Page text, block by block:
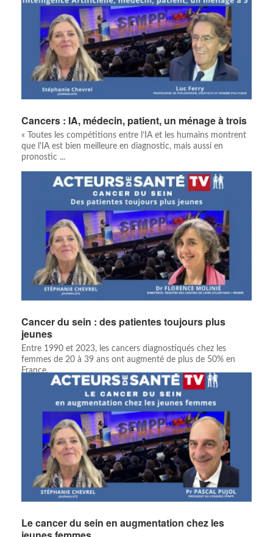
Cancers : IA, médecin, patient, un ménage à trois
« Toutes les compétitions entre l’IA et les humains montrent
que l'IA est bien meilleure en diagnostic, mais aussi en
pronostic ...
Cancer du sein : des patientes toujours plus
jeunes
Entre 1990 et 2023, les cancers diagnostiqués chez les
femmes de 20 à 39 ans ont augmenté de plus de 50% en
France.
Le cancer du sein en augmentation chez les